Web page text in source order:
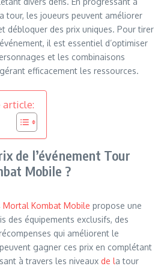
tour, les joueurs peuvent améliorer
débloquer des prix uniques. Pour tirer
il est essentiel d’optimiser
et les combinaisons
efficacement les ressources.
article:
de l’événement Tour
Mobile ?
Mortal Kombat Mobile propose une
des équipements exclusifs, des
qui améliorent le
gagner ces prix en complétant
à travers les niveaux de la tour